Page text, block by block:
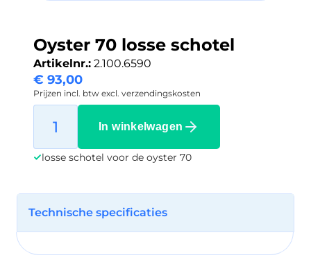
Oyster 70 losse schotel
Artikelnr.: 2.100.6590
€ 93,00
Prijzen incl. btw excl. verzendingskosten
In winkelwagen
losse schotel voor de oyster 70
Technische specificaties